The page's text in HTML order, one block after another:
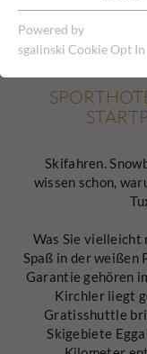
Skifahren.
wissen schon,
Was Sie vielleicht
Spaß in der weißen
Garantie gehören
Kirchler liegt
Gratisshuttle
Skigebiete
Essentielle Cookies
Webseite benötigt.
Name
Zweck
Name
Marketingcookies
Anbieter
Laufzeit
6
Externe Inhalte
Wir verwenden auf
zusätzliche
Powered by
sgalinski Cookie Opt In